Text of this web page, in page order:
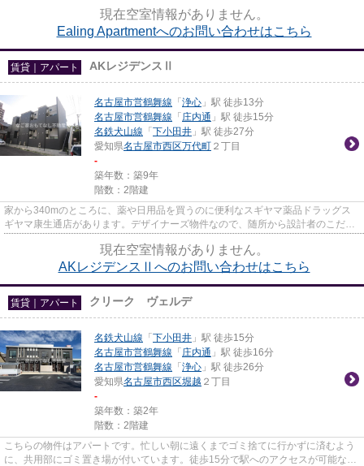
現在空室情報がありません。
Ealing Apartmentへのお問い合わせはこちら
賃貸｜アパート AKレジデンスⅡ
名古屋市営鶴舞線 「 浄心 」駅 徒歩13分
名古屋市営鶴舞線 「 庄内通 」駅 徒歩15分
名鉄犬山線 「 下小田井 」駅 徒歩27分
愛知県名古屋市西区万代町 ２丁目
-
築年数：築9年
階数：2階建
家から340mのところに、薬や日用品を買うのに便利なスギヤマ薬品ドラッグス
ギヤマ康生通店があります。デザイナーズ物件なので、随所から設計者のこだわ
現在空室情報がありません。
AKレジデンスⅡへのお問い合わせはこちら
賃貸｜アパート クリーク ヴェルデ
名鉄犬山線 「 下小田井 」駅 徒歩15分
名古屋市営鶴舞線 「 庄内通 」駅 徒歩16分
名古屋市営鶴舞線 「 浄心 」駅 徒歩26分
愛知県名古屋市西区堀越 ２丁目
-
築年数：築2年
階数：2階建
こちらの物件はアパートです。忙しい朝に遠くまでゴミ捨てに行かずに済むよう
に、共用部にゴミ置き場が付いています。徒歩15分で駅へのアクセスが可能な物